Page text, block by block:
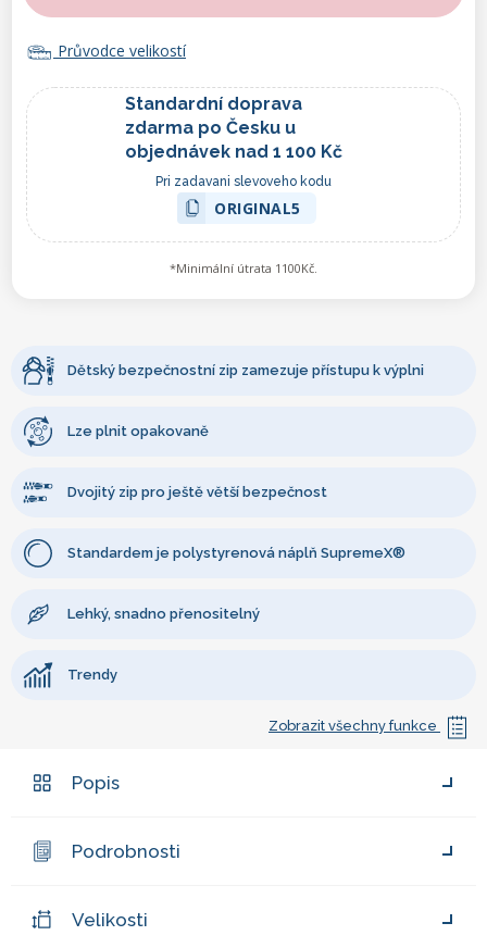
Průvodce velikostí
Standardní doprava
zdarma po Česku u
objednávek nad 1 100 Kč
Pri zadavani slevoveho kodu
ORIGINAL5
*Minimální útrata 1100Kč.
Dětský bezpečnostní zip zamezuje přístupu k výplni
Lze plnit opakovaně
Dvojitý zip pro ještě větší bezpečnost
Standardem je polystyrenová náplň SupremeX®
Lehký, snadno přenositelný
Trendy
Zobrazit všechny funkce
Popis
Podrobnosti
Velikosti